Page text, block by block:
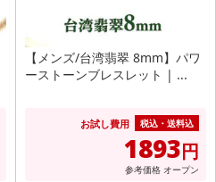
【メンズ/台湾翡翠 8mm】パワ
ーストーンブレスレット | ...
お試し費用 税込・送料込
1893円
参考価格 オープン